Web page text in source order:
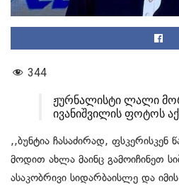
344
ჟურნალისტი ლალი
ივანიშვილის ფოტოს
,,ბუნტია ჩასაძირად, ფსკერისკენ
მოდით ახლა მაინც გამოიჩინეთ
ასაკობრივი სიდარბაისლე და